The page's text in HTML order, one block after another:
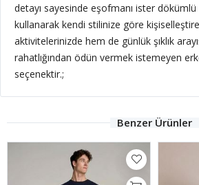
detayı sayesinde eşofmanı ister
kullanarak kendi stilinize göre
aktivitelerinizde hem de günlük şıklık
rahatlığından ödün vermek istemeyen
seçenektir.;
Benzer Ürünler